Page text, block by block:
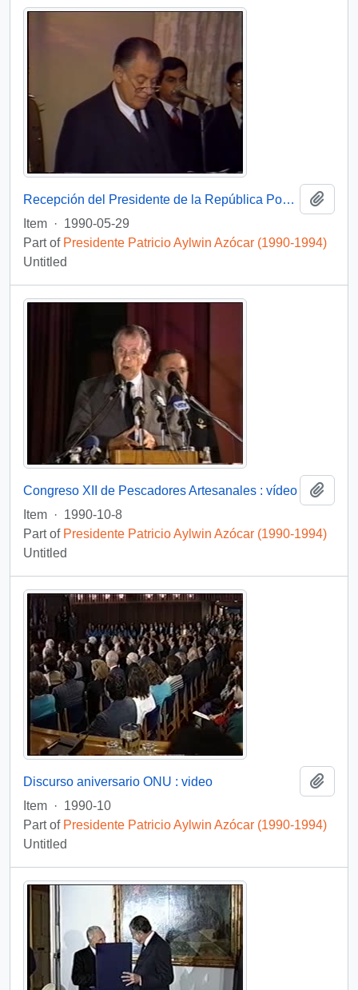
Recepción del Presidente de la República Popular China : video
Item · 1990-05-29
Part of Presidente Patricio Aylwin Azócar (1990-1994)
Untitled
Congreso XII de Pescadores Artesanales : vídeo
Item · 1990-10-8
Part of Presidente Patricio Aylwin Azócar (1990-1994)
Untitled
Discurso aniversario ONU : video
Item · 1990-10
Part of Presidente Patricio Aylwin Azócar (1990-1994)
Untitled